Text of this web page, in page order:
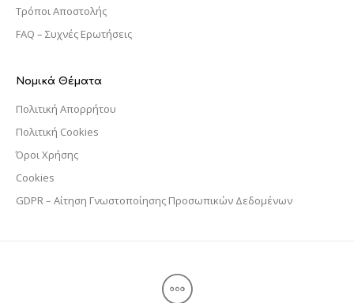
Τρόποι Αποστολής
FAQ – Συχνές Ερωτήσεις
Νομικά Θέματα
Πολιτική Απορρήτου
Πολιτική Cookies
Όροι Χρήσης
Cookies
GDPR – Αίτηση Γνωστοποίησης Προσωπικών Δεδομένων